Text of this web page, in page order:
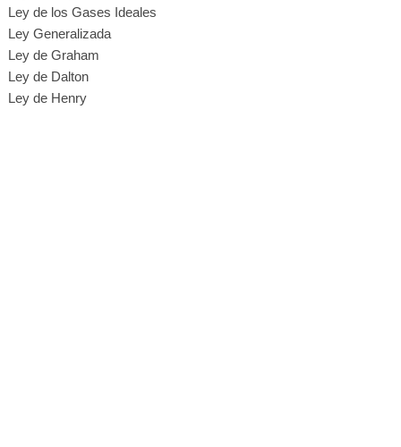
Ley de los Gases Ideales
Ley Generalizada
Ley de Graham
Ley de Dalton
Ley de Henry